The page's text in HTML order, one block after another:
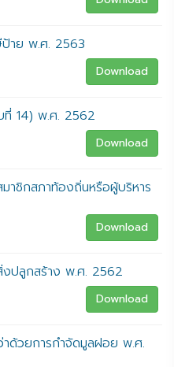
ป้าย พ.ศ. 2563
Download
14) พ.ศ. 2562
Download
ชิกสภาท้องถิ่นหรือผู้บริหาร
Download
ปลูกสร้าง พ.ศ. 2562
Download
าด้วยการกำจัดมูลฝอย พ.ศ.